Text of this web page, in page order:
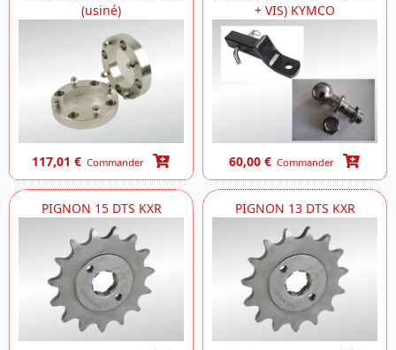
(usiné)
117,01 € Commander
+ VIS) KYMCO
60,00 € Commander
PIGNON 15 DTS KXR PIGNON 13 DTS KXR